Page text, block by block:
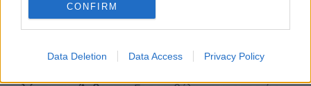
CONFIRM
Data Deletion Data Access Privacy Policy
δικός μας μπορεί να υπήρξε ποτέ οποιοσδήποτε, σε
όποια γλώσσα κι αν μίλησε. Γιατί η τέχνη του, όπως
κάθε σπουδαία τέχνη, ενώ φαινομενικά σκιαγραφεί